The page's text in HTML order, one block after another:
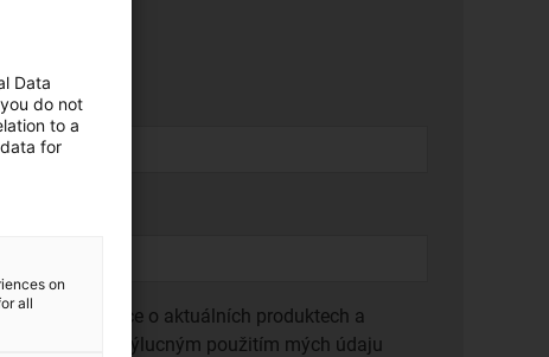
informace o aktuálních produktech a
Souhlasím s výlucným použitím mých údaju
Data
do not
to a
for
on
all